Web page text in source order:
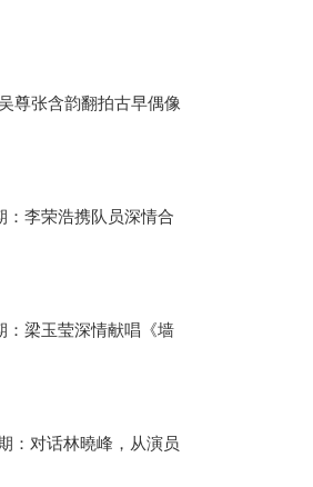
尊张含韵翻拍古早偶像
：李荣浩携队员深情合
：梁玉莹深情献唱《墙
：对话林曉峰，从演员